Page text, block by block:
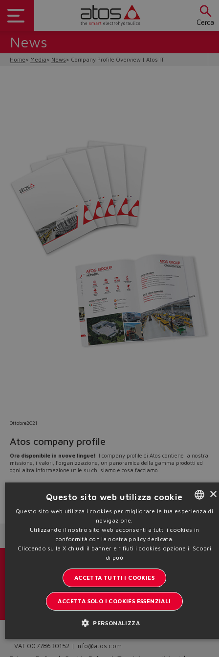
Cerca
Do you want to leave the
configurator?
The running selection will be
News
Home Media News Company Profile Overview | Atos IT
Ottobre2021
Atos company profile
Ora disponibile in nuove lingue! Il company profile di Atos contiene la nostra
missione, i valori, l’organizzazione, un panoramica della gamma prodotti ed
ogni altra informazione utile su chi siamo e cosa facciamo.
​​​​​​​Scarica ora il TCP intedesco,spagnolo,franceseerussoo richiedi le tue
Source: NW21-25
Resta aggiornato sul mondo Atos
Iscrizione newsletter
| VAT 00778630152 | info@atos.com
GERMAN
×
Questo sito web utilizza cookie
Questo sito web utilizza i cookies per migliorare la tua esperienza di
navigazione.
Utilizzando il nostro sito web acconsenti a tutti i cookies in
conformità con la nostra policy dedicata.
Cliccando sulla X chiudi il banner e rifiuti i cookies opzionali. Scopri
di puù
ACCETTA TUTTI I COOKIES
ACCETTA SOLO I COOKIES ESSENZIALI
PERSONALIZZA